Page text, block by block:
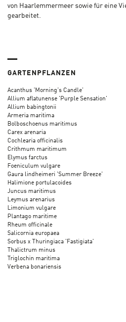
von Haarlemmermeer sowie für eine
gearbeitet.
GARTENPFLANZEN
Acanthus 'Morning's Candle'
Allium aflatunense 'Purple Sensation'
Allium babingtonii
Armeria maritima
Bolboschoenus maritimus
Carex arenaria
Cochlearia officinalis
Crithmum maritimum
Elymus farctus
Foeniculum vulgare
Gaura lindheimeri 'Summer Breeze'
Halimione portulacoides
Juncus maritimus
Leymus arenarius
Limonium vulgare
Plantago maritime
Rheum officinale
Salicornia europaea
Sorbus x Thuringiaca 'Fastigiata'
Thalictrum minus
Triglochin maritima
Verbena bonariensis